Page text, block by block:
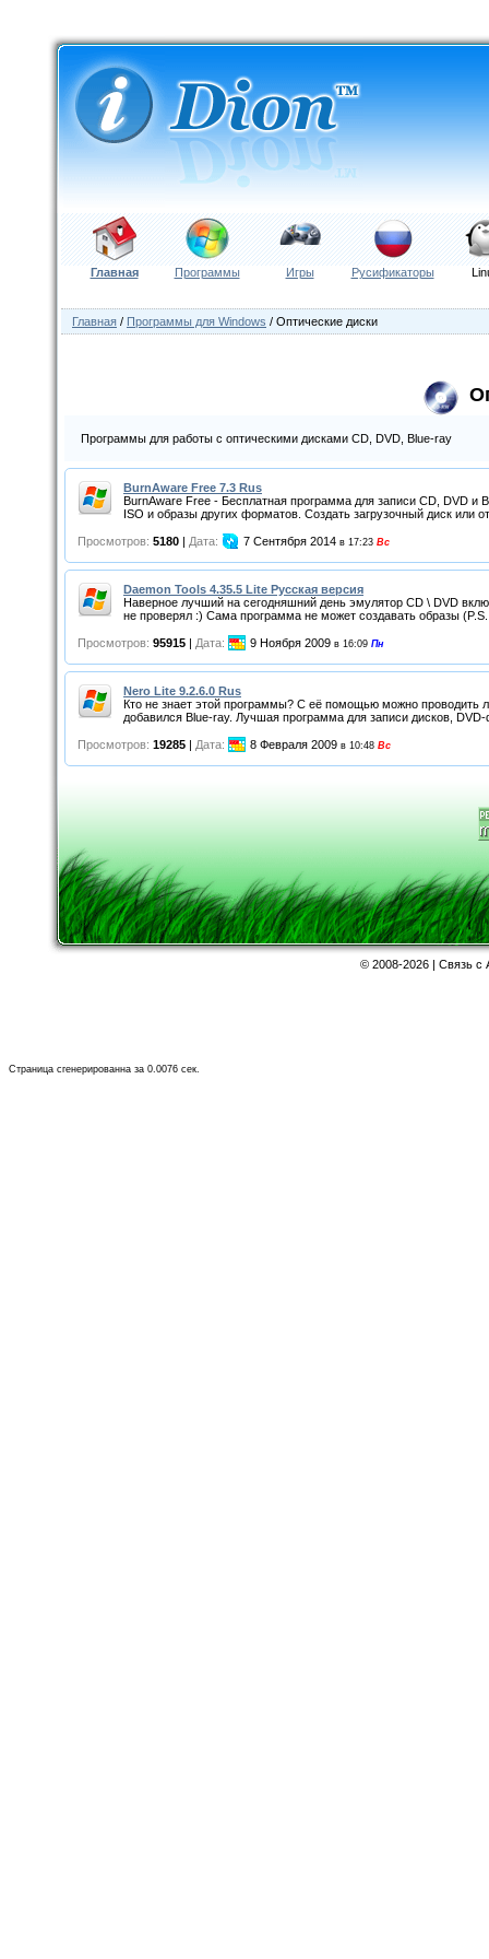
Главная Программы Игры Русификаторы
Главная / Программы для Windows / Оптические диски
Программы для работы с оптическими дисками CD, DVD, Blue-ray
BurnAware Free 7.3 Rus
BurnAware Free - Бесплатная программа для записи CD, DVD и
ISO и образы других форматов. Создать загрузочный диск или
Просмотров: 5180 | Дата: 7 Сентября 2014 в 17:23 Вс
Daemon Tools 4.35.5 Lite Русская версия
Наверное лучший на сегодняшний день эмулятор CD \ DVD
не проверял :) Сама программа не может создавать образы
Просмотров: 95915 | Дата: 9 Ноября 2009 в 16:09 Пн
Nero Lite 9.2.6.0 Rus
Кто не знает этой программы? С её помощью можно проводить
добавился Blue-ray. Лучшая программа для записи дисков,
Просмотров: 19285 | Дата: 8 Февраля 2009 в 10:48 Вс
© 2008-2026 | Связь с
Страница сгенерированна за 0.0076 сек.